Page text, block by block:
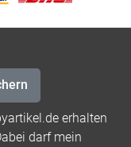
erhalten
darf mein